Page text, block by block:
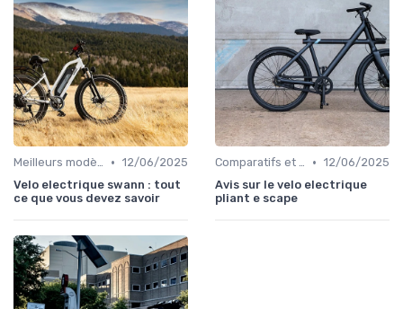
Meilleurs modèles et marques • 12/06/2025
Velo electrique swann : tout
ce que vous devez savoir
Comparatifs et tests de vélos électriques • 12/06/2025
Avis sur le velo electrique
pliant e scape